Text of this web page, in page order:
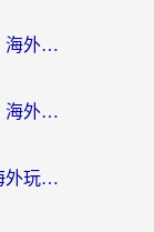
闪耀暖暖国外加速器有哪些好用？海外党亲测的国服游戏加速终极指南
在柬埔寨打不开梦幻西游怎么办？海外玩家国服游戏加速终极指南
国外打欢乐斗地主延迟高？这份海外玩家国服游戏加速指南帮你解决卡顿烦恼